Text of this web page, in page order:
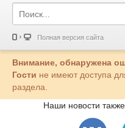
Полная версия сайта
Внимание, обнаружена
Гости не имеют доступа
раздела.
Наши новости